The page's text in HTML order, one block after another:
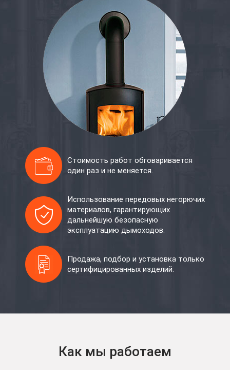
Стоимость работ обговаривается
один раз и не меняется.
Использование передовых негорючих
материалов, гарантирующих
дальнейшую безопасную
эксплуатацию дымоходов.
Продажа, подбор и установка только
сертифицированных изделий.
Как мы работаем